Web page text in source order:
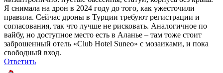
Я снимала на дрон в 2024 году до того, как ужесточили
правила. Сейчас дроны в Турции требуют регистрации и
согласования, так что лучше не рисковать. Аналогичное по
вайбу, но доступное место есть в Аланье – там тоже стоит
заброшенный отель «Club Hotel Suneo» с мозаиками, и пока
свободный вход.
Ответить